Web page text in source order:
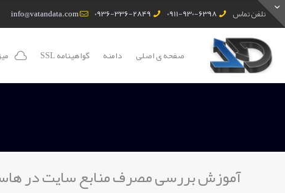
تلفن تماس 0911-930-6398
0936-336-2849
info@vatandata.com
صفحه ی اصلی دامنه گواهینامه SSL
آموزش بررسی مصرف منابع سایت در